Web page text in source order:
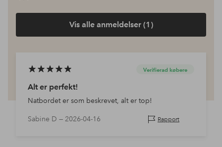
Vis alle anmeldelser (1)
Verifierad købere
Alt er perfekt!
Natbordet er som beskrevet, alt er top!
Sabine D — 2026-04-16 Rapport